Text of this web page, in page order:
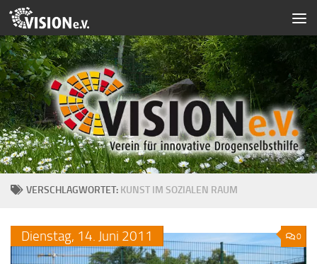
Zum Inhalt springen
VERSCHLAGWORTET: KUNST IM SOZIALEN RAUM
0
Dienstag, 14. Juni 2011